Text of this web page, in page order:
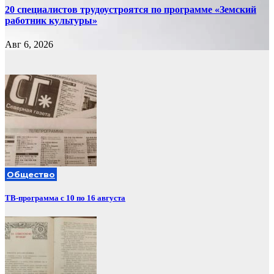
20 специалистов трудоустроятся по программе «Земский
работник культуры»
Авг 6, 2026
Общество
ТВ-программа с 10 по 16 августа